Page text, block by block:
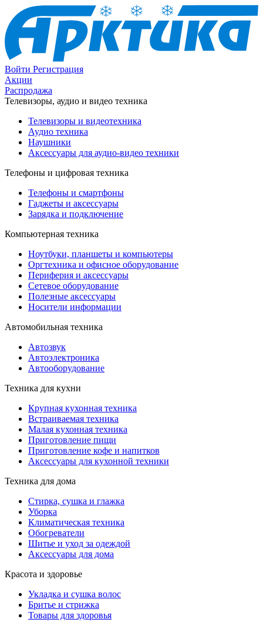
Войти Регистрация
Акции
Распродажа
Телевизоры, аудио и видео техника
Телевизоры и видеотехника
Аудио техника
Наушники
Аксессуары для аудио-видео техники
Телефоны и цифровая техника
Телефоны и смартфоны
Гаджеты и аксессуары
Зарядка и подключение
Компьютерная техника
Ноутбуки, планшеты и компьютеры
Оргтехника и офисное оборудование
Периферия и аксессуары
Cетевое оборудование
Полезные аксессуары
Носители информации
Автомобильная техника
Автозвук
Автоэлектроника
Автооборудование
Техника для кухни
Крупная кухонная техника
Встраиваемая техника
Малая кухонная техника
Приготовление пищи
Приготовление кофе и напитков
Аксессуары для кухонной техники
Техника для дома
Стирка, сушка и глажка
Уборка
Климатическая техника
Обогреватели
Шитье и уход за одеждой
Аксессуары для дома
Красота и здоровье
Укладка и сушка волос
Бритье и стрижка
Товары для здоровья